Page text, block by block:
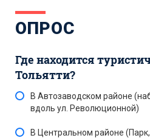
ОПРОС
Где находится
Тольятти?
В Автозаводском районе
вдоль ул. Революционной)
В Центральном районе